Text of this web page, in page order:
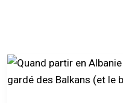
Quand
partir